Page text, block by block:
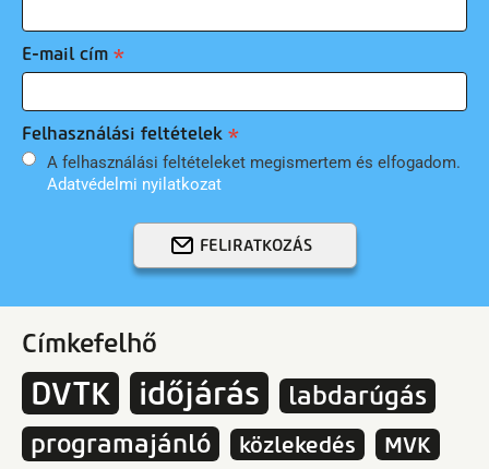
E-mail cím
Felhasználási feltételek
A felhasználási feltételeket megismertem és elfogadom.
Adatvédelmi nyilatkozat
FELIRATKOZÁS
Címkefelhő
DVTK időjárás
labdarúgás
programajánló
közlekedés MVK